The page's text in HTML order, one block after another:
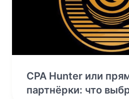
CPA Hunter или
партнёрки: что